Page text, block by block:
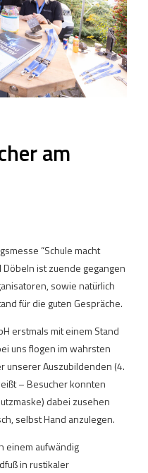
am
“Schule macht
ist zuende gegangen
sowie natürlich
für die guten Gespräche.
erstmals mit einem Stand
uns flogen im wahrsten
unserer Auszubildenden (4.
– Besucher konnten
dabei zusehen
selbst Hand anzulegen.
einem aufwändig
in rustikaler